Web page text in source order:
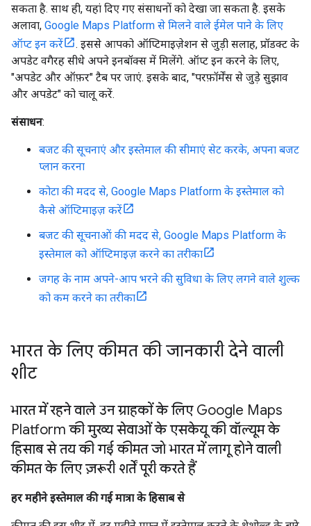
सकता है. साथ ही, यहां दिए गए संसाधनों को देखा जा सकता है. इसके
अलावा, Google Maps Platform से मिलने वाले ईमेल पाने के लिए
ऑप्ट इन करें
. इससे आपको ऑप्टिमाइज़ेशन से जुड़ी सलाह, प्रॉडक्ट के
अपडेट वगैरह सीधे अपने इनबॉक्स में मिलेंगे. ऑप्ट इन करने के लिए,
"अपडेट और ऑफ़र" टैब पर जाएं. इसके बाद, "परफ़ॉर्मेंस से जुड़े सुझाव
और अपडेट" को चालू करें.
संसाधन:
बजट की सूचनाएं और इस्तेमाल की सीमाएं सेट करके, अपना बजट
प्लान करना
कोटा की मदद से, Google Maps Platform के इस्तेमाल को
कैसे ऑप्टिमाइज़ करें
बजट की सूचनाओं की मदद से, Google Maps Platform के
इस्तेमाल को ऑप्टिमाइज़ करने का तरीका
जगह के नाम अपने-आप भरने की सुविधा के लिए लगने वाले शुल्क
को कम करने का तरीका
भारत के लिए कीमत की जानकारी देने वाली
शीट
भारत में रहने वाले उन ग्राहकों के लिए Google Maps
Platform की मुख्य सेवाओं के एसकेयू की वॉल्यूम के
हिसाब से तय की गई कीमत जो भारत में लागू होने वाली
कीमत के लिए ज़रूरी शर्तें पूरी करते हैं
हर महीने इस्तेमाल की गई मात्रा के हिसाब से